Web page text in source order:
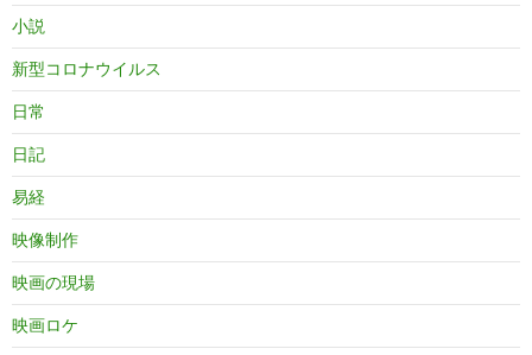
小説
新型コロナウイルス
日常
日記
易経
映像制作
映画の現場
映画ロケ